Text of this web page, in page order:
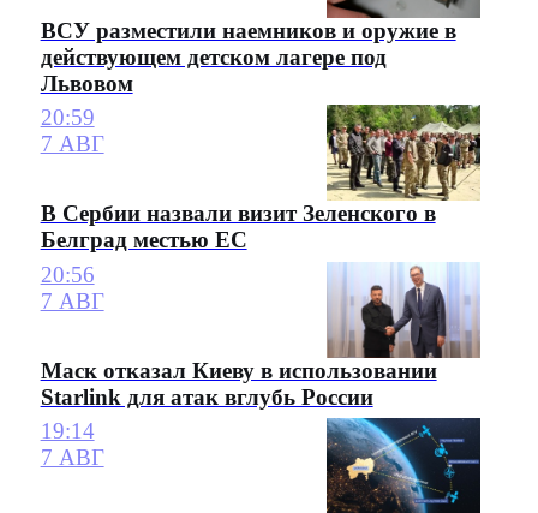
ВСУ разместили наемников и оружие в
действующем детском лагере под
Львовом
20:59
7 АВГ
В Сербии назвали визит Зеленского в
Белград местью ЕС
20:56
7 АВГ
Маск отказал Киеву в использовании
Starlink для атак вглубь России
19:14
7 АВГ